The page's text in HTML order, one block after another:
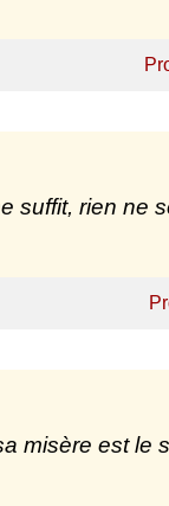
suffit, rien ne
misère est le